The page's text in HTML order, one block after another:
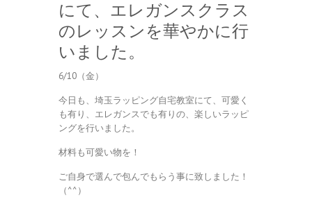
にて、エレガンスクラス
のレッスンを華やかに行
いました。
6/10（金）
今日も、埼玉ラッピング自宅教室にて、可愛く
も有り、エレガンスでも有りの、楽しいラッピ
ングを行いました。
材料も可愛い物を！
ご自身で選んで包んでもらう事に致しました！
（^^）